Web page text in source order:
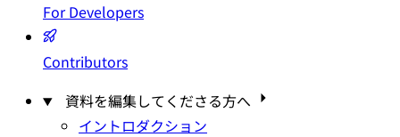
For Developers
Contributors
資料を編集してくださる方へ
イントロダクション